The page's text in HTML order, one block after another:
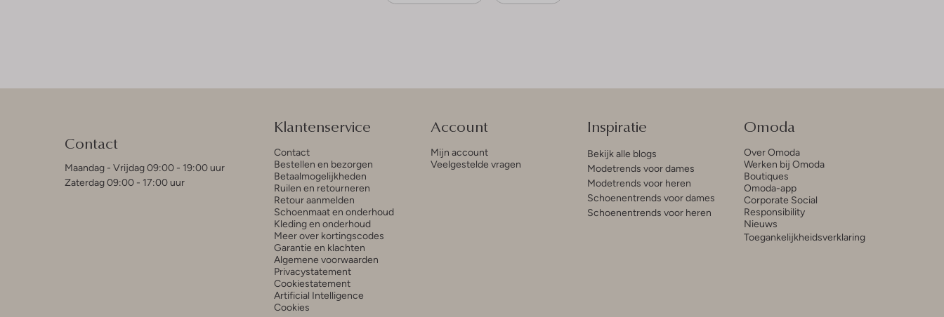
Contact
Maandag - Vrijdag 09:00 - 19:00 uur
Zaterdag 09:00 - 17:00 uur
Klantenservice
Contact
Bestellen en bezorgen
Betaalmogelijkheden
Ruilen en retourneren
Retour aanmelden
Schoenmaat en onderhoud
Kleding en onderhoud
Meer over kortingscodes
Garantie en klachten
Algemene voorwaarden
Privacystatement
Cookiestatement
Artificial Intelligence
Cookies
Account
Mijn account
Veelgestelde vragen
Inspiratie
Bekijk alle blogs
Modetrends voor dames
Modetrends voor heren
Schoenentrends voor dames
Schoenentrends voor heren
Omoda
Over Omoda
Werken bij Omoda
Boutiques
Omoda-app
Corporate Social
Responsibility
Nieuws
Toegankelijkheidsverklaring